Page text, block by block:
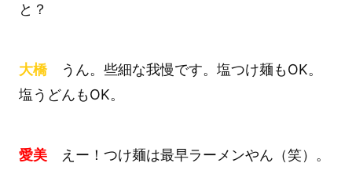
と？
大橋うん。些細な我慢です。塩つけ麺もOK。
塩うどんもOK。
愛美えー！つけ麺は最早ラーメンやん（笑）。